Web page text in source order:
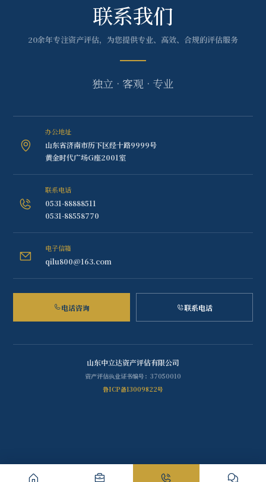
联系我们
20余年专注资产评估，为您提供专业、高效、合规的评估服务
独立 · 客观 · 专业
办公地址
山东省济南市历下区经十路9999号
黄金时代广场G座2001室
联系电话
0531-88888511
0531-88558770
电子信箱
qilu800@163.com
电话咨询 联系电话
山东中立达资产评估有限公司
资产评估执业证书编号：37050010
鲁ICP备13009822号